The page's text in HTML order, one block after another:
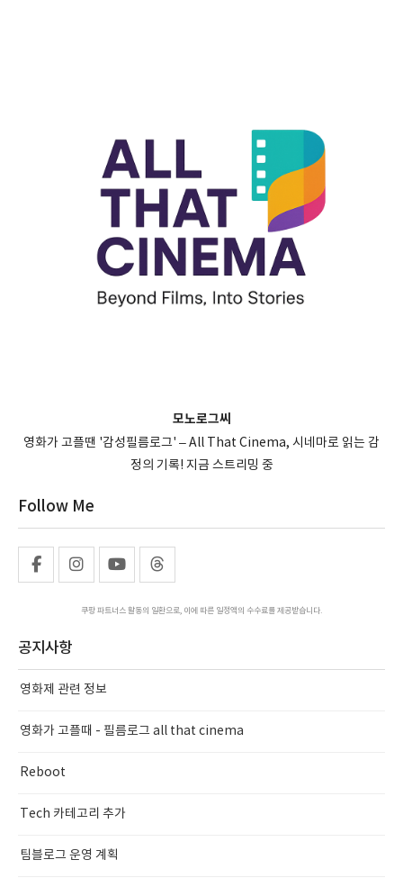
모노로그씨
영화가 고플땐 '감성필름로그' – All That Cinema, 시네마로 읽는 감
정의 기록! 지금 스트리밍 중
Follow Me
쿠팡 파트너스 활동의 일환으로, 이에 따른 일정액의 수수료를 제공받습니다.
공지사항
영화제 관련 정보
영화가 고플때 - 필름로그 all that cinema
Reboot
Tech 카테고리 추가
팀블로그 운영 계획